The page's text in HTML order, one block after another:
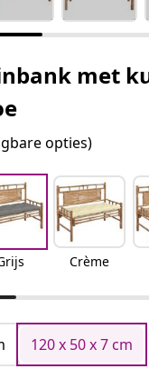
met
opties)
Crème
120 x 50 x 7 cm